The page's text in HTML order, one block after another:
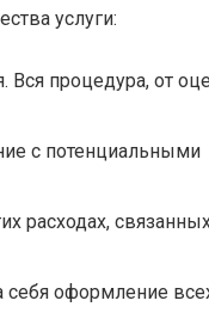
услуги:
Вся процедура, от
с потенциальными
расходах,
себя оформление